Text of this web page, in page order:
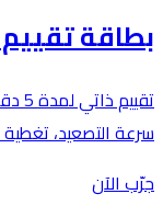
بطاقة
سرعة التصعيد،
جرّب الآن